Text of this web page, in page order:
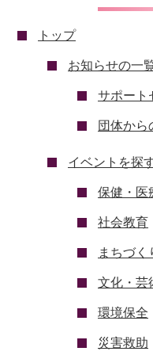
トップ
お知らせの一
サポート
団体から
イベントを探
保健・医
社会教育
まちづく
文化・芸
環境保全
災害救助